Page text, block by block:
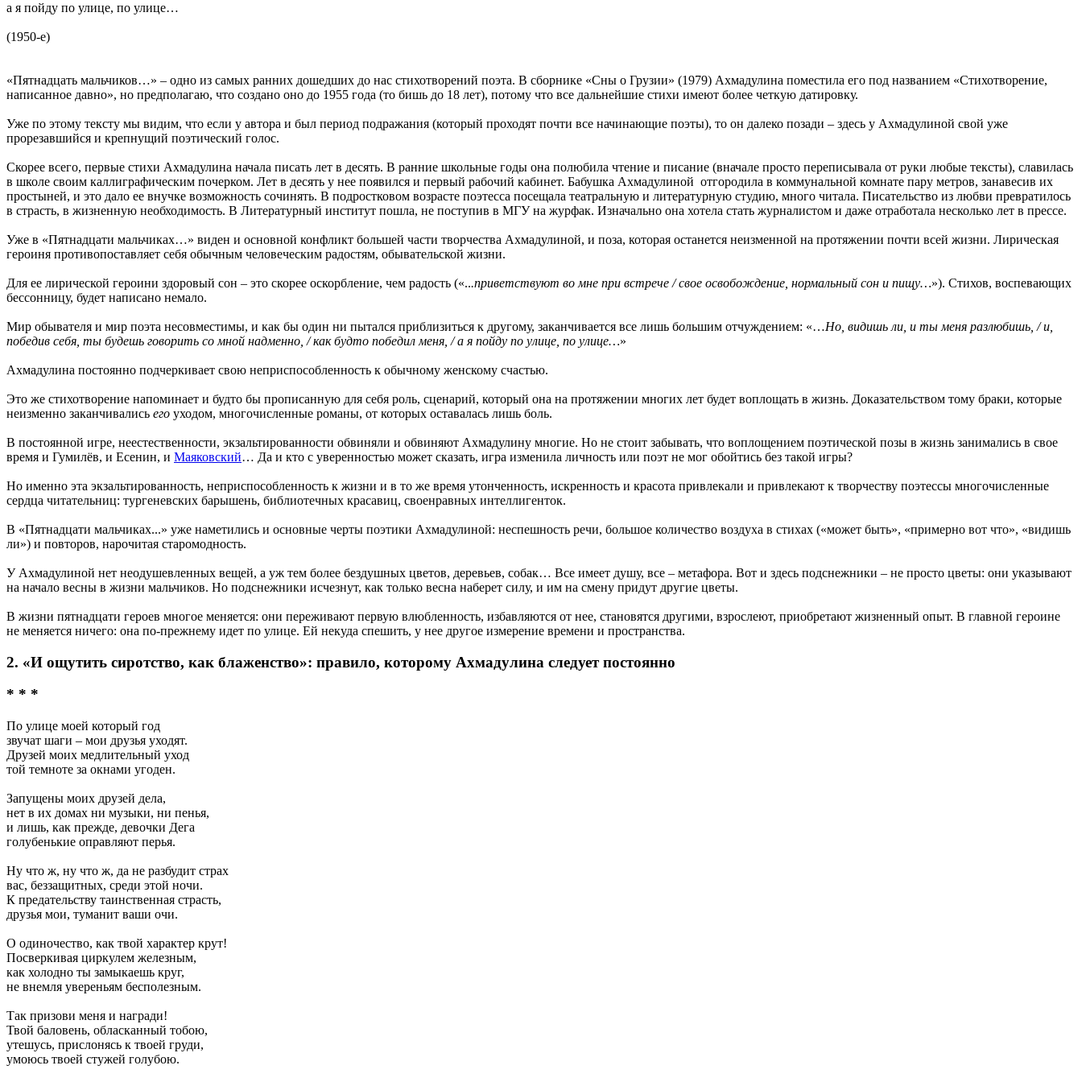
а я пойду по улице, по улице…
(1950-е)
«Пятнадцать мальчиков…» – одно из самых ранних дошедших до нас стихотворений поэта. В сборнике «Сны о Грузии‎» (1979) Ахмадулина поместила его под названием «Стихотворение,
написанное давно», но предполагаю, что создано оно до 1955 года (то бишь до 18 лет), потому что все дальнейшие стихи имеют более четкую датировку.
Уже по этому тексту мы видим, что если у автора и был период подражания (который проходят почти все начинающие поэты), то он далеко позади – здесь у Ахмадулиной свой уже
прорезавшийся и крепнущий поэтический голос.
Скорее всего, первые стихи Ахмадулина начала писать лет в десять. В ранние школьные годы она полюбила чтение и писание (вначале просто переписывала от руки любые тексты), славилась
в школе своим каллиграфическим почерком. Лет в десять у нее появился и первый рабочий кабинет. Бабушка Ахмадулиной отгородила в коммунальной комнате пару метров, занавесив их
простыней, и это дало ее внучке возможность сочинять. В подростковом возрасте поэтесса посещала театральную и литературную студию, много читала. Писательство из любви превратилось
в страсть, в жизненную необходимость. В Литературный институт пошла, не поступив в МГУ на журфак. Изначально она хотела стать журналистом и даже отработала несколько лет в прессе.
Уже в «Пятнадцати мальчиках…» виден и основной конфликт большей части творчества Ахмадулиной, и поза, которая останется неизменной на протяжении почти всей жизни. Лирическая
героиня противопоставляет себя обычным человеческим радостям, обывательской жизни.
Для ее лирической героини здоровый сон – это скорее оскорбление, чем радость («...приветствуют во мне при встрече / свое освобождение, нормальный сон и пищу…‎»). Стихов, воспевающих
бессонницу, будет написано немало.
Мир обывателя и мир поэта несовместимы, и как бы один ни пытался приблизиться к другому, заканчивается все лишь большим отчуждением: «…Но, видишь ли, и ты меня разлюбишь, / и,
победив себя, ты будешь говорить со мной надменно, / как будто победил меня, / а я пойду по улице, по улице…»
Ахмадулина постоянно подчеркивает свою неприспособленность к обычному женскому счастью.
Это же стихотворение напоминает и будто бы прописанную для себя роль, сценарий, который она на протяжении многих лет будет воплощать в жизнь. Доказательством тому браки, которые
неизменно заканчивались его уходом, многочисленные романы, от которых оставалась лишь боль.
В постоянной игре, неестественности, экзальтированности обвиняли и обвиняют Ахмадулину многие. Но не стоит забывать, что воплощением поэтической позы в жизнь занимались в свое
время и Гумилёв, и Есенин, и Маяковский… Да и кто с уверенностью может сказать, игра изменила личность или поэт не мог обойтись без такой игры?
Но именно эта экзальтированность, неприспособленность к жизни и в то же время утонченность, искренность и красота привлекали и привлекают к творчеству поэтессы многочисленные
сердца читательниц: тургеневских барышень, библиотечных красавиц, своенравных интеллигенток.
В «Пятнадцати мальчиках...» уже наметились и основные черты поэтики Ахмадулиной: неспешность речи, большое количество воздуха в стихах («может быть», «примерно вот что», «видишь
ли») и повторов, нарочитая старомодность.
У Ахмадулиной нет неодушевленных вещей, а уж тем более бездушных цветов, деревьев, собак… Все имеет душу, все – метафора. Вот и здесь подснежники – не просто цветы: они указывают
на начало весны в жизни мальчиков. Но подснежники исчезнут, как только весна наберет силу, и им на смену придут другие цветы.
В жизни пятнадцати героев многое меняется: они переживают первую влюбленность, избавляются от нее, становятся другими, взрослеют, приобретают жизненный опыт. В главной героине
не меняется ничего: она по-прежнему идет по улице. Ей некуда спешить, у нее другое измерение времени и пространства.
2.‎ «И ощутить сиротство, как блаженство»: правило, которому Ахмадулина следует постоянно
* * *
По улице моей который год
звучат шаги – мои друзья уходят.
Друзей моих медлительный уход
той темноте за окнами угоден.
Запущены моих друзей дела,
нет в их домах ни музыки, ни пенья,
и лишь, как прежде, девочки Дега
голубенькие оправляют перья.
Ну что ж, ну что ж, да не разбудит страх
вас, беззащитных, среди этой ночи.
К предательству таинственная страсть,
друзья мои, туманит ваши очи.
О одиночество, как твой характер крут!
Посверкивая циркулем железным,
как холодно ты замыкаешь круг,
не внемля увереньям бесполезным.
Так призови меня и награди!
Твой баловень, обласканный тобою,
утешусь, прислонясь к твоей груди,
умоюсь твоей стужей голубою.